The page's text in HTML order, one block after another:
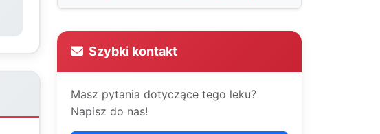
Szybki kontakt
Masz pytania dotyczące tego leku?
Napisz do nas!